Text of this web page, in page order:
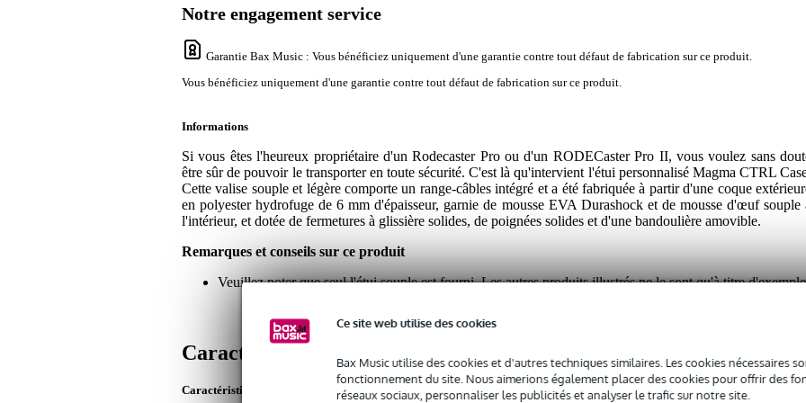
Ce site web utilise des cookies
Bax Music utilise des cookies et d'autres techniques similaires. Les cookies nécessaires
fonctionnement du site. Nous aimerions également placer des cookies pour offrir des
réseaux sociaux, personnaliser les publicités et analyser le trafic sur notre site.
Notre engagement service
Garantie Bax Music : Vous bénéficiez uniquement d'une garantie contre tout défaut de fabrication sur ce produit.
Vous bénéficiez uniquement d'une garantie contre tout défaut de fabrication sur ce produit.
Informations
Si vous êtes l'heureux propriétaire d'un Rodecaster Pro ou d'un RODECaster Pro II, vous voulez sans
être sûr de pouvoir le transporter en toute sécurité. C'est là qu'intervient l'étui personnalisé Magma CTRL
Cette valise souple et légère comporte un range-câbles intégré et a été fabriquée à partir d'une coque
en polyester hydrofuge de 6 mm d'épaisseur, garnie de mousse EVA Durashock et de mousse d'œuf souple
l'intérieur, et dotée de fermetures à glissière solides, de poignées solides et d'une bandoulière amovible.
Remarques et conseils sur ce produit
Veuillez noter que seul l'étui souple est fourni. Les autres produits illustrés ne le sont qu'à titre
Caractéristiques
Caractéristiques du produit